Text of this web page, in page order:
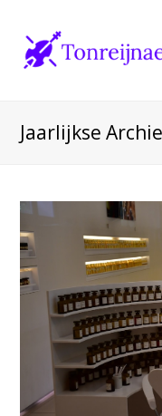
Jaarlijkse